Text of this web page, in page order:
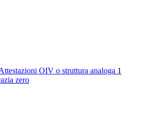
OIV o struttura analoga 1
zero